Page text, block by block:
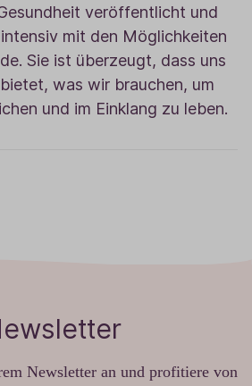
veröffentlicht und
mit den Möglichkeiten
Sie ist überzeugt, dass uns
was wir brauchen, um
und im Einklang zu leben.
Newsletter an und profitiere von